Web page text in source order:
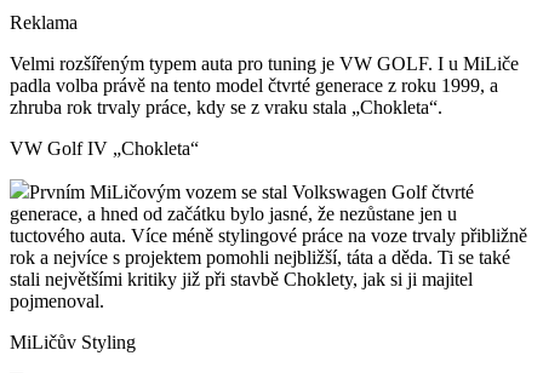
Reklama
Velmi rozšířeným typem auta pro tuning je VW GOLF. I u MiLiče
padla volba právě na tento model čtvrté generace z roku 1999, a
zhruba rok trvaly práce, kdy se z vraku stala „Chokleta“.
VW Golf IV „Chokleta“
Prvním MiLičovým vozem se stal Volkswagen Golf čtvrté
generace, a hned od začátku bylo jasné, že nezůstane jen u
tuctového auta. Více méně stylingové práce na voze trvaly přibližně
rok a nejvíce s projektem pomohli nejbližší, táta a děda. Ti se také
stali největšími kritiky již při stavbě Choklety, jak si ji majitel
pojmenoval.
MiLičův Styling